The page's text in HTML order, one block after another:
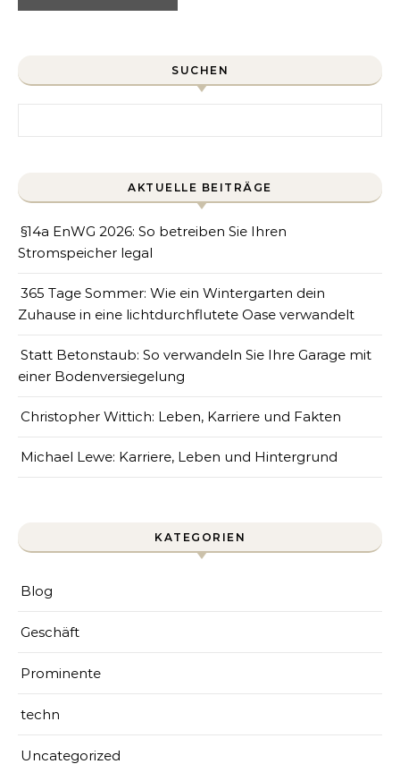
SUCHEN
AKTUELLE BEITRÄGE
§14a EnWG 2026: So betreiben Sie Ihren
Stromspeicher legal
365 Tage Sommer: Wie ein Wintergarten dein
Zuhause in eine lichtdurchflutete Oase verwandelt
Statt Betonstaub: So verwandeln Sie Ihre Garage mit
einer Bodenversiegelung
Christopher Wittich: Leben, Karriere und Fakten
Michael Lewe: Karriere, Leben und Hintergrund
KATEGORIEN
Blog
Geschäft
Prominente
techn
Uncategorized